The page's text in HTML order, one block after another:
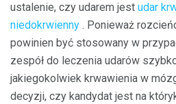
ustalenie, czy udarem jest udar
niedokrwienny . Ponieważ
powinien być stosowany w
zespół do leczenia udarów
jakiegokolwiek krwawienia w
decyzji, czy kandydat jest na